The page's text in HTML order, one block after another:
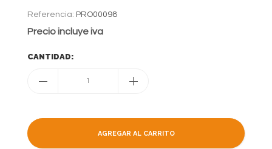
Referencia: PRO00098
Precio incluye iva
CANTIDAD:
1
AGREGAR AL CARRITO